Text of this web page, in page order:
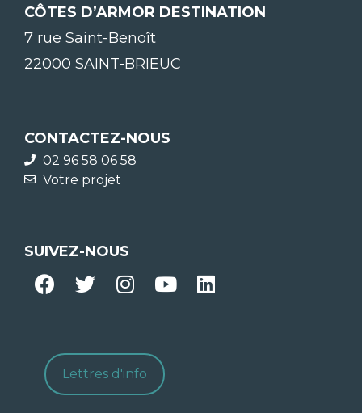
CÔTES D’ARMOR DESTINATION
7 rue Saint-Benoît
22000 SAINT-BRIEUC
CONTACTEZ-NOUS
02 96 58 06 58
Votre projet
SUIVEZ-NOUS
Lettres d'info